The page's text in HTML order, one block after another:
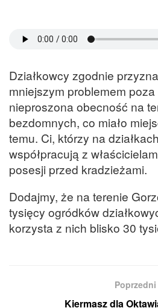
Działkowcy zgodnie
mniejszym problemem
nieproszona obecność na
bezdomnych, co miało
temu. Ci, którzy na
współpracują z
posesji przed kradzieżami.
Dodajmy, że na terenie
tysięcy ogródków
korzysta z nich blisko 30
Poprzedni
Kiermasz dla